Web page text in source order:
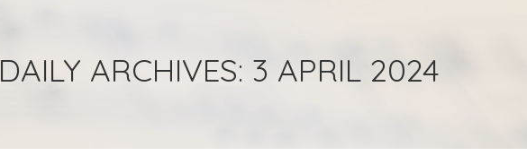
DAILY ARCHIVES: 3 APRIL 2024